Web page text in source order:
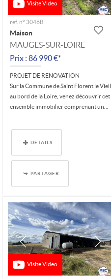
Visite Video
ref. n° 3046B
Maison
MAUGES-SUR-LOIRE
Prix : 86 990 €*
PROJET DE RENOVATION
Sur la Commune de Saint Florent le Vieil
au bord de la Loire, venez découvrir cet
ensemble immobilier comprenant un...
DÉTAILS
PARTAGER
Visite Video